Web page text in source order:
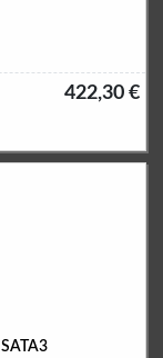
422,30 €